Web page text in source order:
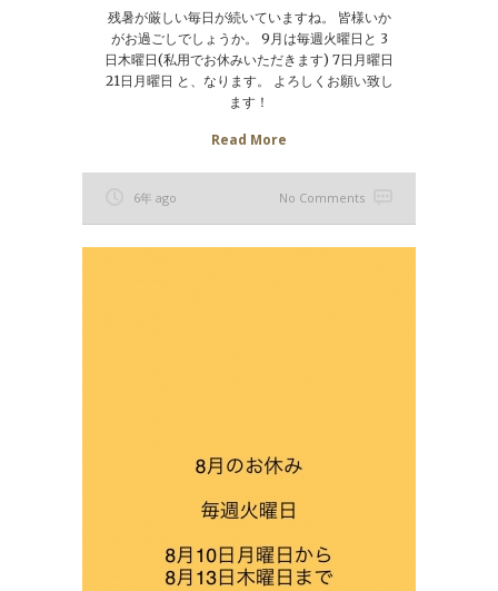
残暑が厳しい毎日が続いていますね。 皆様いか
がお過ごしでしょうか。 9月は毎週火曜日と 3
日木曜日(私用でお休みいただきます) 7日月曜日
21日月曜日 と、なります。 よろしくお願い致し
ます！
Read More
6年 ago No Comments